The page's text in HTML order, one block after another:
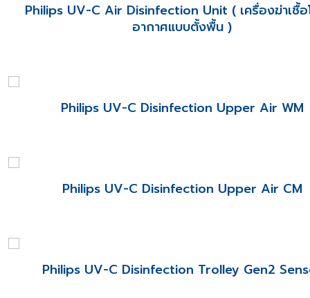
Philips UV-C Air Disinfection Unit ( เครื่องฆ่าเชื้อ
อากาศแบบตั้งพื้น )
Philips UV-C Disinfection Upper Air WM
Philips UV-C Disinfection Upper Air CM
Philips UV-C Disinfection Trolley Gen2